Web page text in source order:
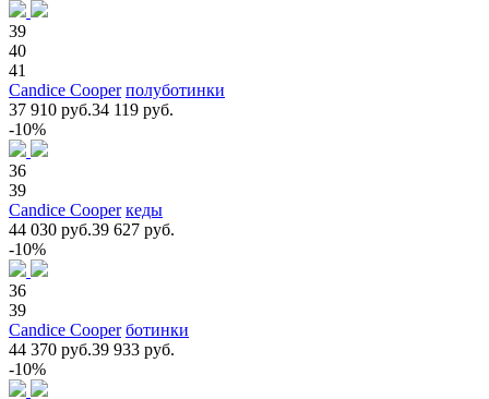
39
40
41
Candice Cooper полуботинки
37 910 руб.34 119 руб.
-10%
36
39
Candice Cooper кеды
44 030 руб.39 627 руб.
-10%
36
39
Candice Cooper ботинки
44 370 руб.39 933 руб.
-10%